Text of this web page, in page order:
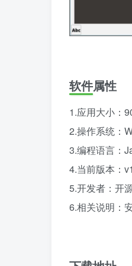
软件属性
1.应用大小：
2.操作系统：
3.编程语言：
4.当前版本：
5.开发者：开
6.相关说明：